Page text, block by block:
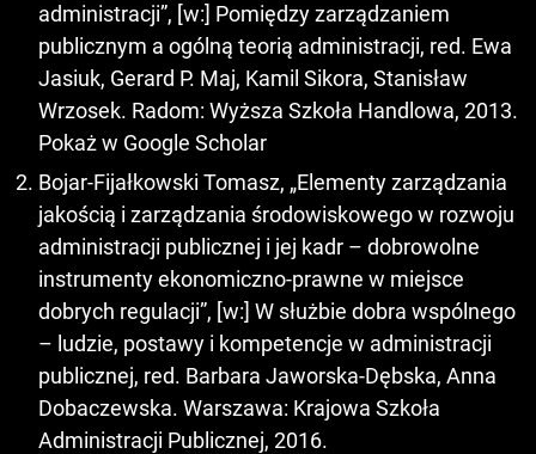
administracji”, [w:] Pomiędzy zarządzaniem
publicznym a ogólną teorią administracji, red. Ewa
Jasiuk, Gerard P. Maj, Kamil Sikora, Stanisław
Wrzosek. Radom: Wyższa Szkoła Handlowa, 2013.
Pokaż w Google Scholar
Bojar-Fijałkowski Tomasz, „Elementy zarządzania
jakością i zarządzania środowiskowego w rozwoju
administracji publicznej i jej kadr – dobrowolne
instrumenty ekonomiczno-prawne w miejsce
dobrych regulacji”, [w:] W służbie dobra wspólnego
– ludzie, postawy i kompetencje w administracji
publicznej, red. Barbara Jaworska-Dębska, Anna
Dobaczewska. Warszawa: Krajowa Szkoła
Administracji Publicznej, 2016.